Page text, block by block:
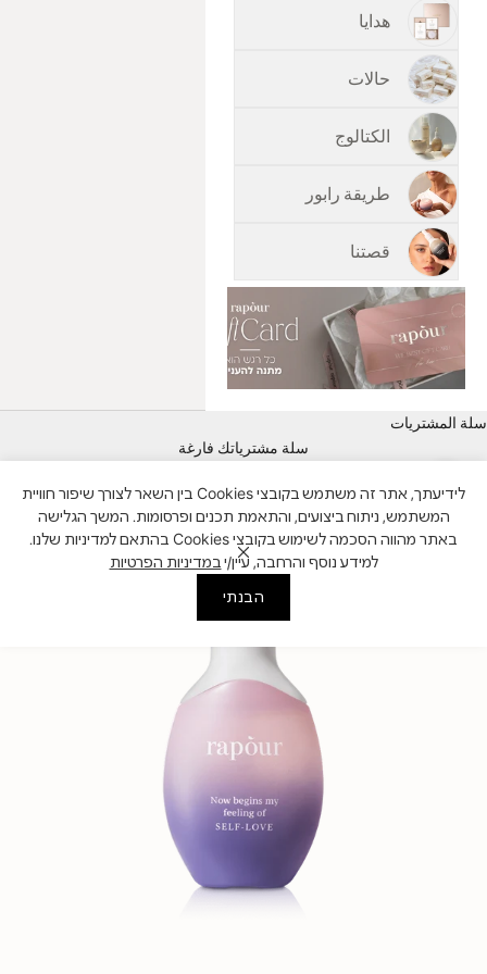
هدايا
حالات
الكتالوج
طريقة رابور
قصتنا
سلة المشتريات
سلة مشترياتك فارغة
לידיעתך, אתר זה משתמש בקובצי Cookies בין השאר לצורך שיפור חוויית
המשתמש, ניתוח ביצועים, והתאמת תכנים ופרסומות. המשך הגלישה
באתר מהווה הסכמה לשימוש בקובצי Cookies בהתאם למדיניות שלנו.
למידע נוסף והרחבה, עיין/יבמדיניות הפרטיות
הבנתי
تكبير